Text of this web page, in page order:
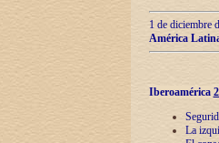
1 de diciembre
América
Iberoamérica
La